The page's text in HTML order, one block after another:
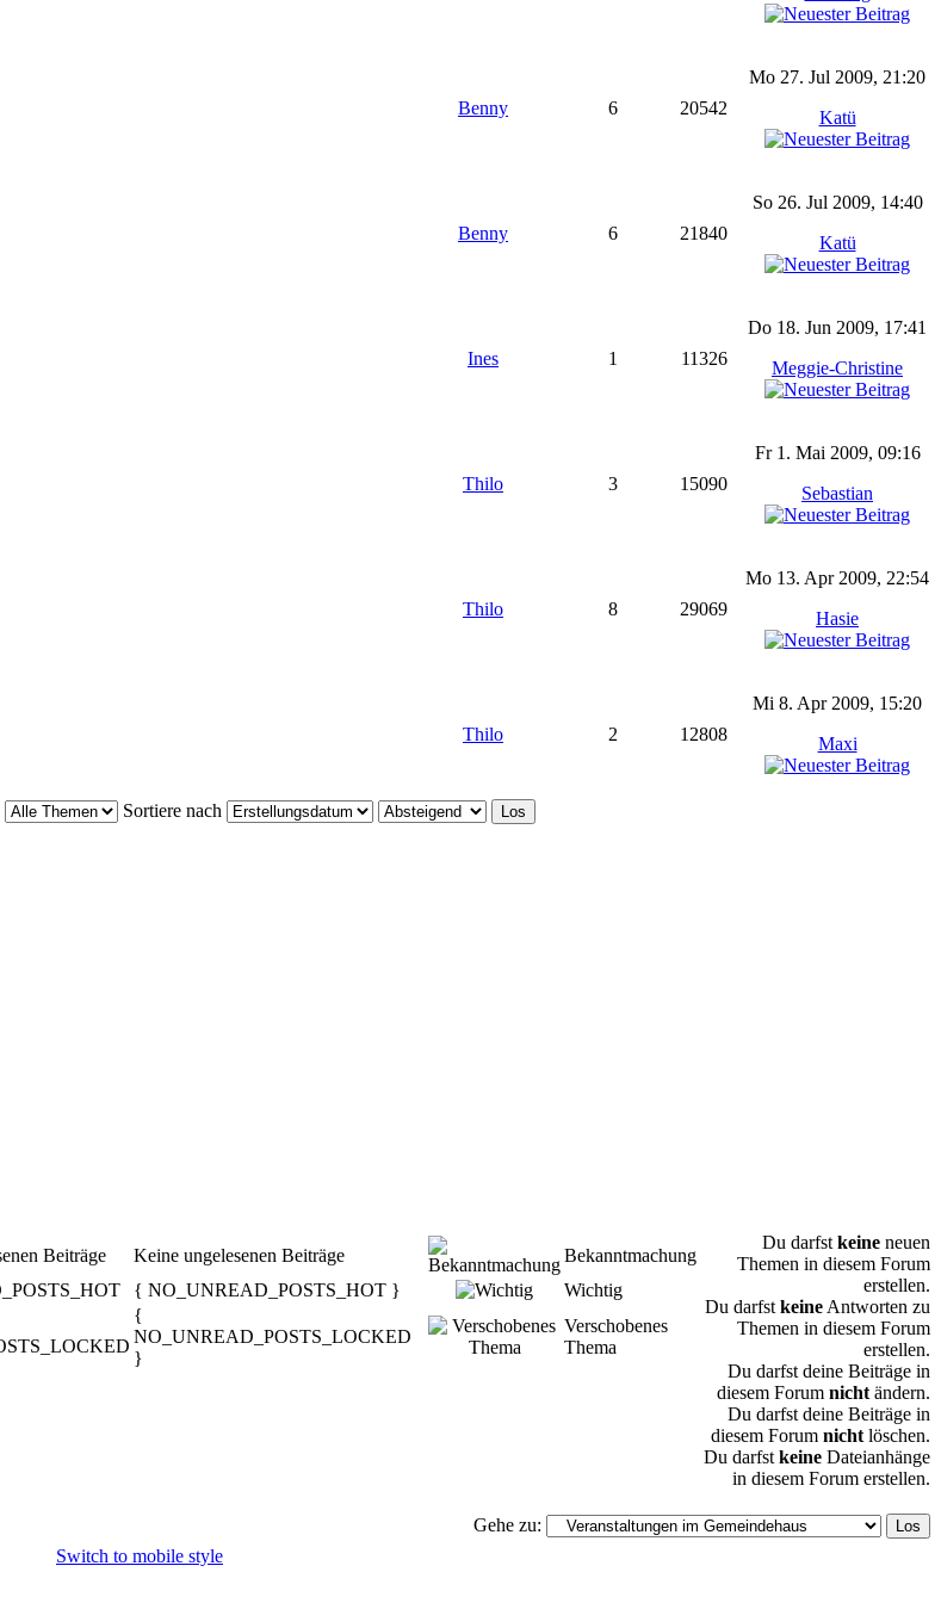
Benny 6 20542
Mo 27. Jul 2009, 21:20
Katü
Benny 6 21840
So 26. Jul 2009, 14:40
Katü
Ines 1 11326
Do 18. Jun 2009, 17:41
Meggie-Christine
Thilo 3 15090
Fr 1. Mai 2009, 09:16
Sebastian
Thilo 8 29069
Mo 13. Apr 2009, 22:54
Hasie
Thilo 2 12808
Mi 8. Apr 2009, 15:20
Maxi
Sortiere nach
Keine ungelesenen Beiträge
Bekanntmachung
{ NO_UNREAD_POSTS_HOT }
Wichtig
{
NO_UNREAD_POSTS_LOCKED
}
Verschobenes
Thema
Du darfst keine neuen
Themen in diesem Forum
erstellen.
Du darfst keine Antworten zu
Themen in diesem Forum
erstellen.
Du darfst deine Beiträge in
diesem Forum nicht ändern.
Du darfst deine Beiträge in
diesem Forum nicht löschen.
Du darfst keine Dateianhänge
in diesem Forum erstellen.
Gehe zu:
Switch to mobile style